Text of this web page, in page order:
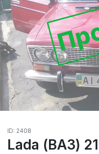
ID: 2408
Lada (ВАЗ)